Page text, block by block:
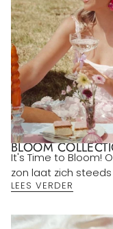
BLOOM
It's Time to Bloom!
zon laat zich
LEES VERDER